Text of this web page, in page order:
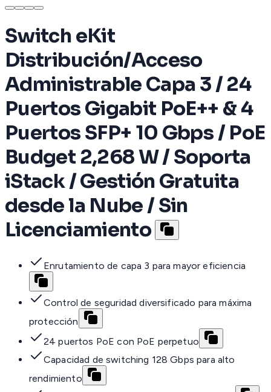
Switch eKit
Distribución/Acceso
Administrable Capa 3 / 24
Puertos Gigabit PoE++ & 4
Puertos SFP+ 10 Gbps / PoE
Budget 2,268 W / Soporta
iStack / Gestión Gratuita
desde la Nube / Sin
Licenciamiento
Enrutamiento de capa 3 para mayor eficiencia
Control de seguridad diversificado para máxima
protección
24 puertos PoE con PoE perpetuo
Capacidad de switching 128 Gbps para alto
rendimiento